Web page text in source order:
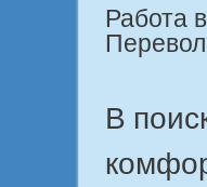
Работа
В